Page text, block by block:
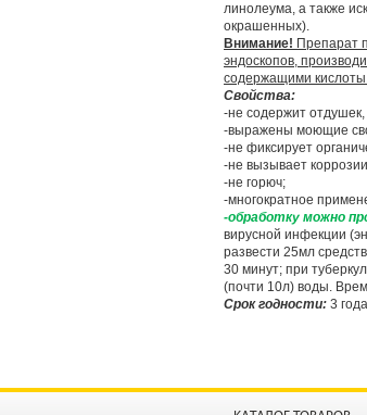
линолеума, а также
окрашенных).
Внимание! Препарат
эндоскопов,
содержащими
Свойства:
-не содержит
-выражены моющие
-не фиксирует
-не вызывает
-не горюч;
-многократное
-обработку можно
вирусной инфекции
развести 25мл
30 минут; при
(почти 10л) воды.
Срок годности: 3